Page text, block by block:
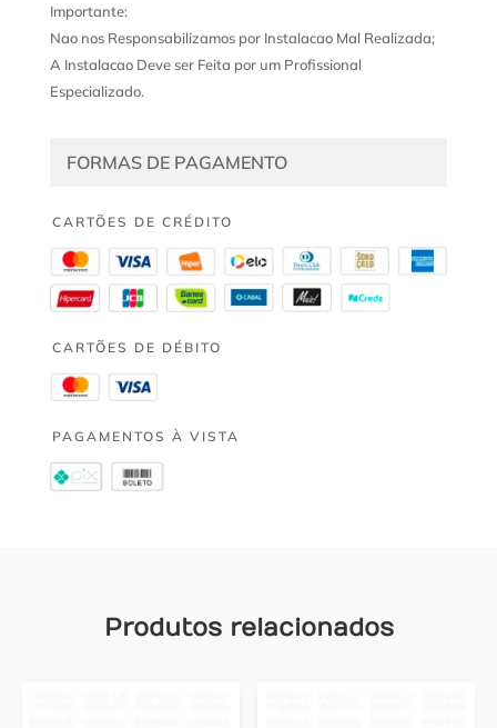
Importante:
Nao nos Responsabilizamos por Instalacao Mal Realizada;
A Instalacao Deve ser Feita por um Profissional
Especializado.
FORMAS DE PAGAMENTO
CARTÕES DE CRÉDITO
CARTÕES DE DÉBITO
PAGAMENTOS À VISTA
Produtos relacionados